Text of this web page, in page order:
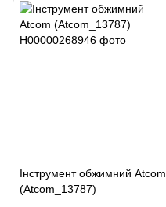
Інструмент обжимний Atcom
(Atcom_13787)